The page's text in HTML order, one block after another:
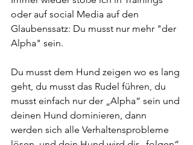
oder auf social Media auf den
Glaubenssatz: Du musst nur mehr "der
Alpha" sein.
Du musst dem Hund zeigen wo es lang
geht, du musst das Rudel führen, du
musst einfach nur der „Alpha“ sein und
deinen Hund dominieren, dann
werden sich alle Verhaltensprobleme